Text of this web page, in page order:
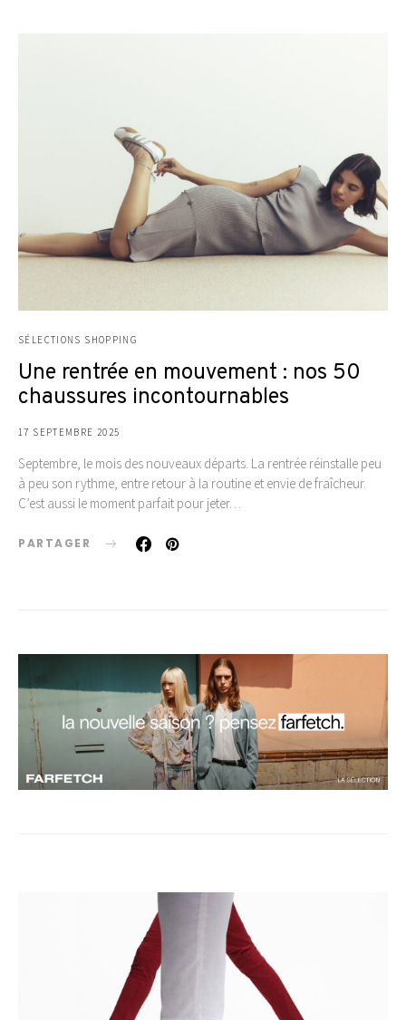
SÉLECTIONS SHOPPING
Une rentrée en mouvement : nos 50
chaussures incontournables
17 SEPTEMBRE 2025
Septembre, le mois des nouveaux départs. La rentrée réinstalle peu
à peu son rythme, entre retour à la routine et envie de fraîcheur.
C’est aussi le moment parfait pour jeter…
PARTAGER